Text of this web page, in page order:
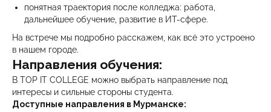
понятная траектория после колледжа: работа,
дальнейшее обучение, развитие в ИТ-сфере.
На встрече мы подробно расскажем, как всё это устроено
в нашем городе.
Направления обучения:
В TOP IT COLLEGE можно выбрать направление под
интересы и сильные стороны студента.
Доступные направления в Мурманске: